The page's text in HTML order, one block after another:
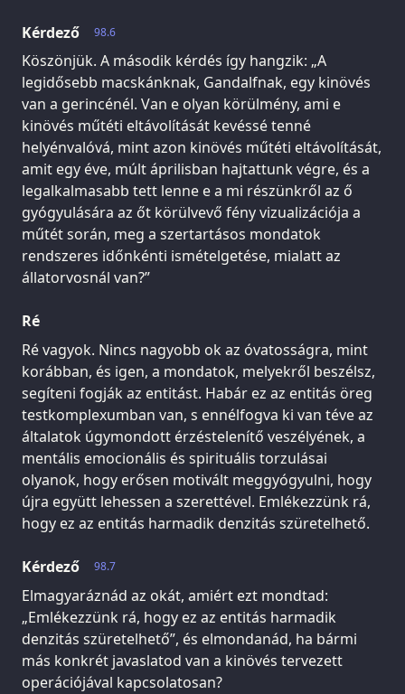
98.6
Kérdező
Köszönjük. A második kérdés így hangzik: „A
legidősebb macskánknak, Gandalfnak, egy kinövés
van a gerincénél. Van e olyan körülmény, ami e
kinövés műtéti eltávolítását kevéssé tenné
helyénvalóvá, mint azon kinövés műtéti eltávolítását,
amit egy éve, múlt áprilisban hajtattunk végre, és a
legalkalmasabb tett lenne e a mi részünkről az ő
gyógyulására az őt körülvevő fény vizualizációja a
műtét során, meg a szertartásos mondatok
rendszeres időnkénti ismételgetése, mialatt az
állatorvosnál van?”
Ré
Ré vagyok. Nincs nagyobb ok az óvatosságra, mint
korábban, és igen, a mondatok, melyekről beszélsz,
segíteni fogják az entitást. Habár ez az entitás öreg
testkomplexumban van, s ennélfogva ki van téve az
általatok úgymondott érzéstelenítő veszélyének, a
mentális emocionális és spirituális torzulásai
olyanok, hogy erősen motivált meggyógyulni, hogy
újra együtt lehessen a szerettével. Emlékezzünk rá,
hogy ez az entitás harmadik denzitás szüretelhető.
98.7
Kérdező
Elmagyaráznád az okát, amiért ezt mondtad:
„Emlékezzünk rá, hogy ez az entitás harmadik
denzitás szüretelhető”, és elmondanád, ha bármi
más konkrét javaslatod van a kinövés tervezett
operációjával kapcsolatosan?